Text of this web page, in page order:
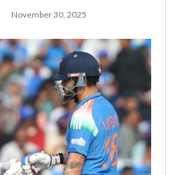
November 30, 2025